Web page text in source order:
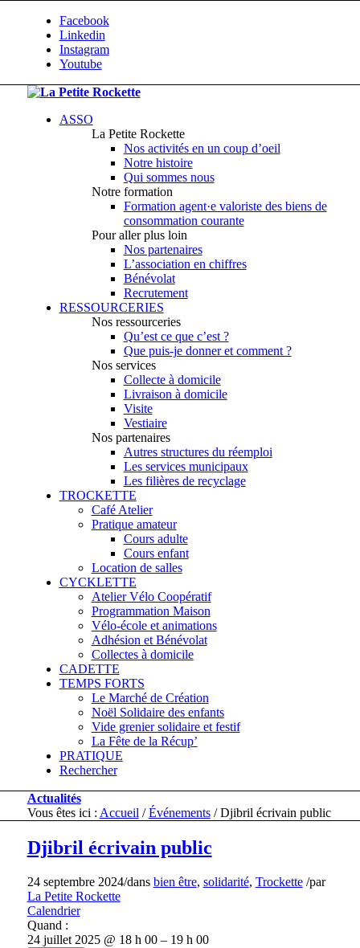
Facebook
Linkedin
Instagram
Youtube
ASSO
La Petite Rockette
Nos activités en un coup d’oeil
Notre histoire
Qui sommes nous
Notre formation
Formation agent·e valoriste des biens de
consommation courante
Pour aller plus loin
Nos partenaires
L’association en chiffres
Bénévolat
Recrutement
RESSOURCERIES
Nos ressourceries
Qu’est ce que c’est ?
Que puis-je donner et comment ?
Nos services
Collecte à domicile
Livraison à domicile
Visite
Vestiaire
Nos partenaires
Autres structures du réemploi
Les services municipaux
Les filières de recyclage
TROCKETTE
Café Atelier
Pratique amateur
Cours adulte
Cours enfant
Location de salles
CYCKLETTE
Atelier Vélo Coopératif
Programmation Maison
Vélo-école et animations
Adhésion et Bénévolat
Collectes à domicile
CADETTE
TEMPS FORTS
Le Marché de Création
Noël Solidaire des enfants
Vide grenier solidaire et festif
La Fête de la Récup’
PRATIQUE
Rechercher
Actualités
Vous êtes ici : Accueil / Événements / Djibril écrivain public
Djibril écrivain public
24 septembre 2024/dans bien être, solidarité, Trockette /par
La Petite Rockette
Calendrier
Quand :
24 juillet 2025 @ 18 h 00 – 19 h 00